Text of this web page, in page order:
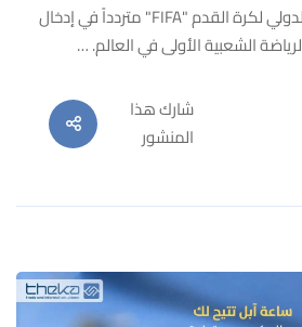
لعدة سنوات، كان الاتحاد الدولي لكرة القدم "FIFA" متردداً في إدخال
الشعبية الأولى في العالم. …
شارك هذا
المنشور